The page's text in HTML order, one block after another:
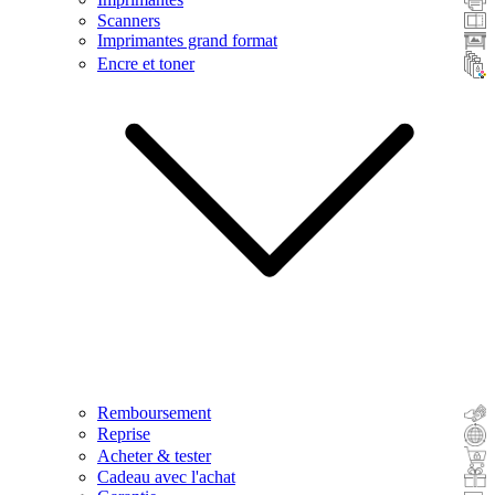
Scanners
Imprimantes grand format
Encre et toner
Remboursement
Reprise
Acheter & tester
Cadeau avec l'achat